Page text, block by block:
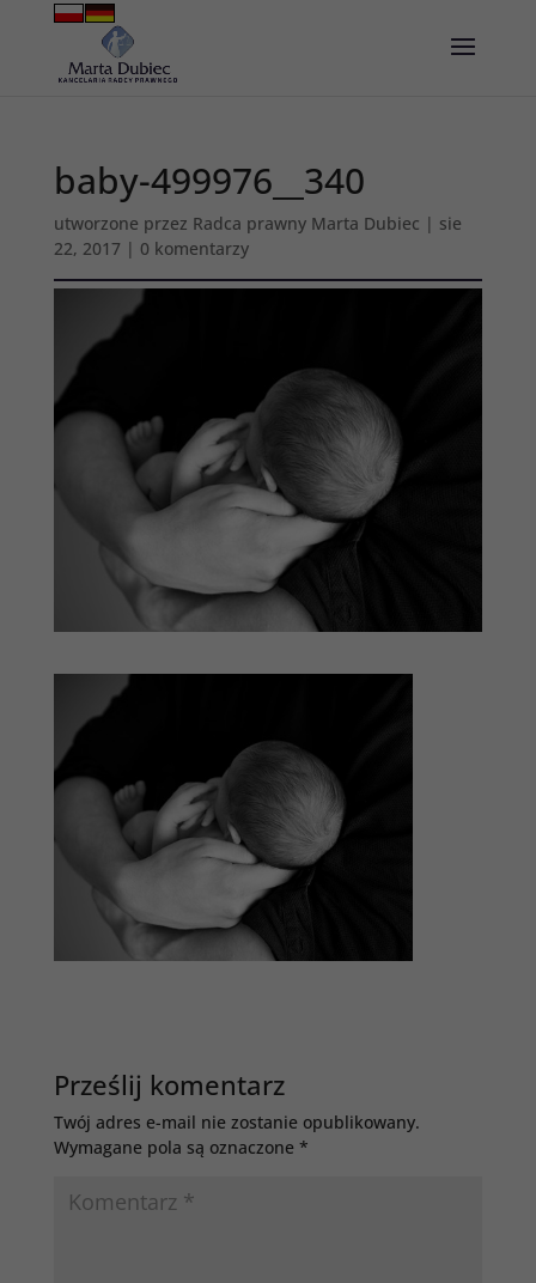
baby-499976__340
utworzone przez Radca prawny Marta Dubiec | sie
22, 2017 | 0 komentarzy
Prześlij komentarz
Twój adres e-mail nie zostanie opublikowany.
Wymagane pola są oznaczone *